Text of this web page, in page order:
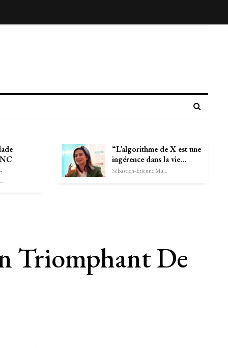
Sébastien-Étienne Marechal
“L’algorithme de X est une
ingérence dans la vie…
Sébastien-Étienne Marechal
Triomphant De